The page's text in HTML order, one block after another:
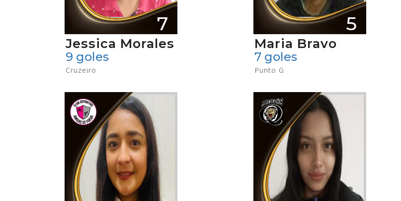
7
Jessica Morales
9 goles
Cruzeiro
5
Maria Bravo
7 goles
Punto G